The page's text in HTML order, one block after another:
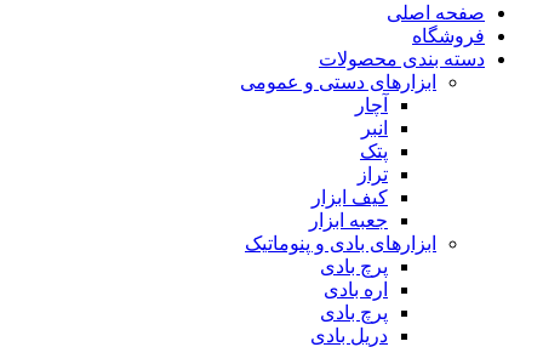
صفحه اصلی
فروشگاه
دسته بندی محصولات
ابزارهای دستی و عمومی
آچار
انبر
پتک
تراز
کیف ابزار
جعبه ابزار
ابزارهای بادی و پنوماتیک
پرچ بادی
اره بادی
پرچ بادی
دریل بادی